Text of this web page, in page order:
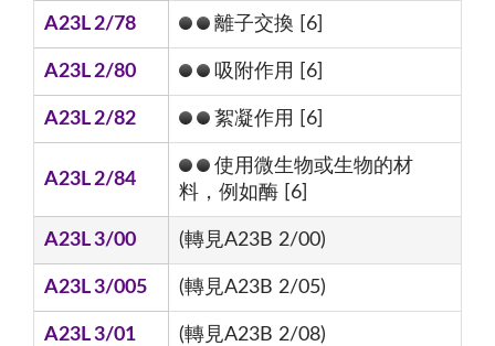
A23L 2/78 離子交換 [6]
A23L 2/80 吸附作用 [6]
A23L 2/82 絮凝作用 [6]
A23L 2/84
使用微生物或生物的材
料，例如酶 [6]
A23L 3/00 (轉見A23B 2/00)
A23L 3/005 (轉見A23B 2/05)
A23L 3/01 (轉見A23B 2/08)